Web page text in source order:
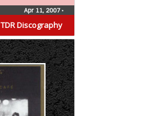
TDR Discography
Apr 11, 2007•